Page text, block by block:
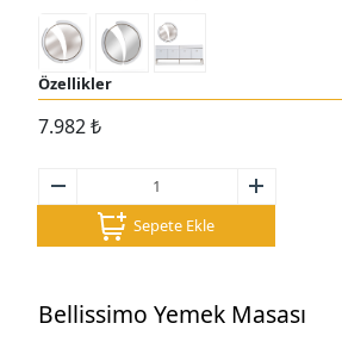
Özellikler
7.982₺
Sepete Ekle
Bellissimo Yemek Masası